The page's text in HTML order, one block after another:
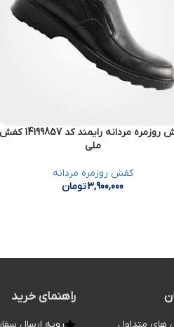
کفش روزمره مردانه رایمند کد 14199857 کفش
ملی
کفش روزمره مردانه
3,900,000تومان
متداول
راهنمای خرید
رویه ارسال